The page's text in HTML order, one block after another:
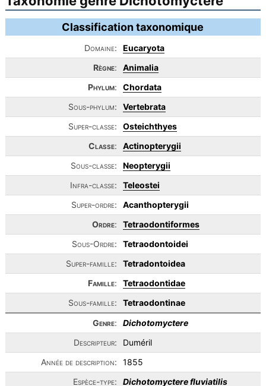
Classification taxonomique
Domaine:
Eucaryota
Règne:
Animalia
Phylum:
Chordata
Sous-phylum:
Vertebrata
Super-classe:
Osteichthyes
Classe:
Actinopterygii
Sous-classe:
Neopterygii
Infra-classe:
Teleostei
Super-ordre:
Acanthopterygii
Ordre:
Tetraodontiformes
Sous-Ordre:
Tetraodontoidei
Super-famille:
Tetradontoidea
Famille:
Tetraodontidae
Sous-famille:
Tetraodontinae
Genre:
Dichotomyctere
Descripteur:
Duméril
Année de description:
1855
Espèce-type:
Dichotomyctere fluviatilis